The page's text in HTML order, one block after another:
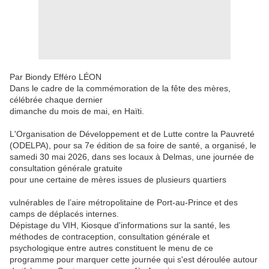
Par Biondy Efféro LÉON
Dans le cadre de la commémoration de la fête des mères,
célébrée chaque dernier
dimanche du mois de mai, en Haïti.
L'Organisation de Développement et de Lutte contre la Pauvreté
(ODELPA), pour sa 7e édition de sa foire de santé, a organisé, le
samedi 30 mai 2026, dans ses locaux à Delmas, une journée de
consultation générale gratuite
pour une certaine de mères issues de plusieurs quartiers
vulnérables de l’aire métropolitaine de Port-au-Prince et des
camps de déplacés internes.
Dépistage du VIH, Kiosque d'informations sur la santé, les
méthodes de contraception, consultation générale et
psychologique entre autres constituent le menu de ce
programme pour marquer cette journée qui s'est déroulée autour